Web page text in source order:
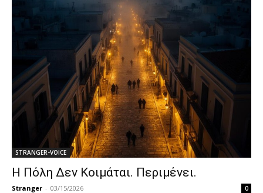
STRANGER-VOICE
Η Πόλη Δεν Κοιμάται. Περιμένει.
Stranger - 03/15/2026 0